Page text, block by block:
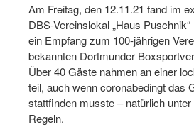
Qualifizierung im
Fachtag Bildung braucht
Erste-Hilfe-Ausbildung
Anmeldeformular /
Am Freitag, den 12.11.21 fand im
DBS-Vereinslokal „Haus
ein Empfang zum 100-jährigen
bekannten Dortmunder
Über 40 Gäste nahmen an einer
teil, auch wenn coronabedingt das
stattfinden musste – natürlich
Regeln.